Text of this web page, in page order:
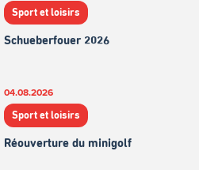
Sport et loisirs
Schueberfouer 2026
04.08.2026
Sport et loisirs
Réouverture du minigolf